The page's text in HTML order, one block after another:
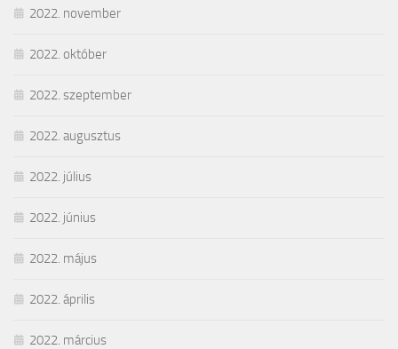
2022. november
2022. október
2022. szeptember
2022. augusztus
2022. július
2022. június
2022. május
2022. április
2022. március